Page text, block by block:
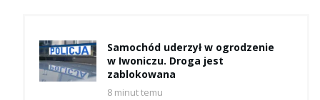
Samochód uderzył w ogrodzenie
w Iwoniczu. Droga jest
zablokowana
8 minut temu